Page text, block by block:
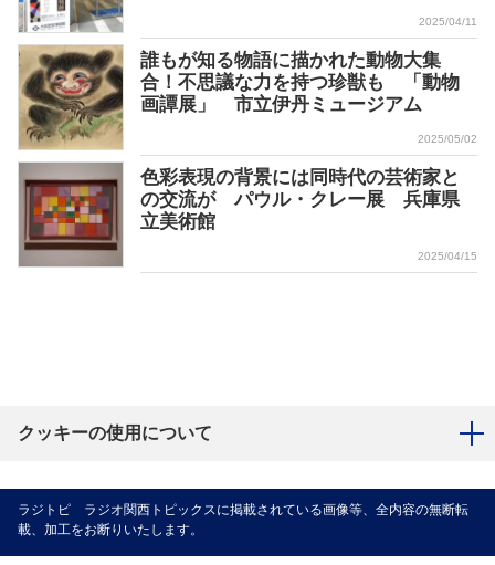
2025/04/11
誰もが知る物語に描かれた動物大集
合！不思議な力を持つ珍獣も 「動物
画譚展」 市立伊丹ミュージアム
2025/05/02
色彩表現の背景には同時代の芸術家と
の交流が パウル・クレー展 兵庫県
立美術館
2025/04/15
クッキーの使用について
ラジトピ ラジオ関西トピックスに掲載されている画像等、全内容の無断転
載、加工をお断りいたします。